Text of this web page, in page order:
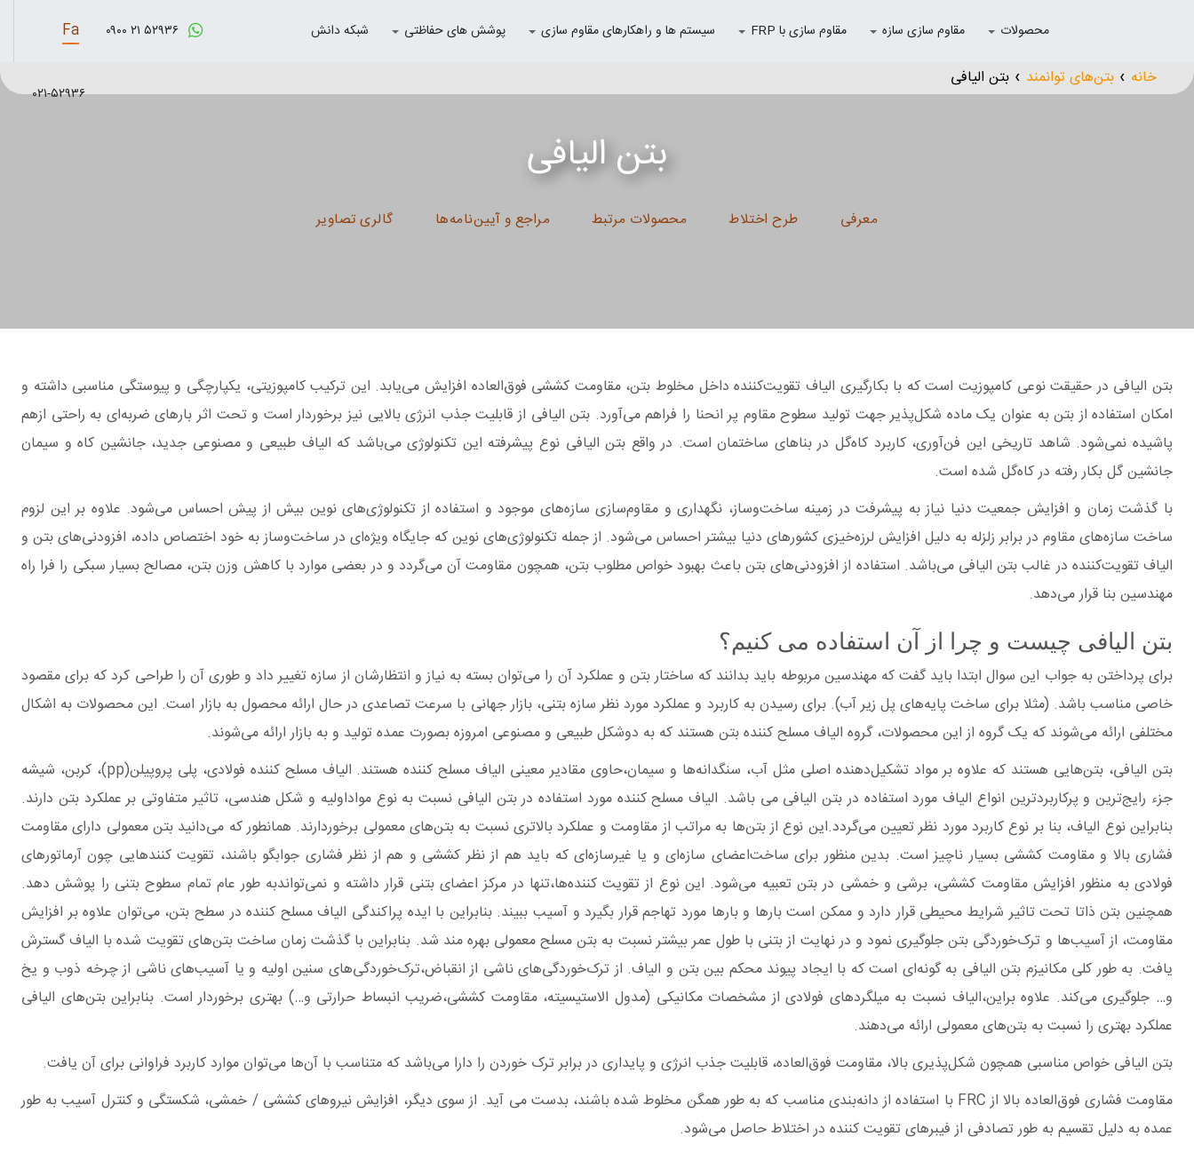
Fa محصولات مقاوم سازی سازه مقاوم سازی با FRP سیستم ها و راهکارهای مقاوم سازی پوشش های حفاظتی شبکه دانش ۰۹۰۰ ۲۱ ۵۲۹۳۶
۰۲۱-۵۲۹۳۶
خانه ❯ بتن‌های توانمند ❯ بتن الیافی
بتن الیافی
معرفی طرح اختلاط محصولات مرتبط مراجع و آیین‌نامه‌ها گالری تصاویر
بتن الیافی در حقیقت نوعی کامپوزیت است که با بکارگیری الیاف تقویت‌کننده داخل مخلوط بتن، مقاومت کششی فوق‌العاده افزایش می‌یابد. این ترکیب کامپوزیتی، یکپارچگی و پیوستگی مناسبی داشته و
امکان استفاده از بتن به عنوان یک ماده شکل‌پذیر جهت تولید سطوح مقاوم پر انحنا را فراهم می‌آورد. بتن الیافی از قابلیت جذب انرژی بالایی نیز برخوردار است و تحت اثر بارهای ضربه‌ای به راحتی ازهم
پاشیده نمی‌شود. شاهد تاریخی این فن‌آوری، کاربرد کاه‌گل در بناهای ساختمان است. در واقع بتن الیافی نوع پیشرفته این تکنولوژی می‌باشد که الیاف طبیعی و مصنوعی جدید، جانشین کاه و سیمان
جانشین گل بکار رفته در کاه‌گل شده است.
با گذشت زمان و افزایش جمعیت دنیا نیاز به پیشرفت در زمینه ساخت‌وساز، نگهداری و مقاوم‌سازی سازه‌های موجود و استفاده از تکنولوژی‌های نوین بیش از پیش احساس می‌شود. علاوه بر این لزوم
ساخت سازه‌های مقاوم در برابر زلزله به دلیل افزایش لرزه‌خیزی کشورهای دنیا بیشتر احساس می‌شود. از جمله تکنولوژی‌های نوین که جایگاه ویژه‌ای در ساخت‌وساز به خود اختصاص داده، افزودنی‌های بتن و
الیاف تقویت‌کننده در غالب بتن الیافی می‌باشد. استفاده از افزودنی‌های بتن باعث بهبود خواص مطلوب بتن، همچون مقاومت آن می‌گردد و در بعضی موارد با کاهش وزن بتن، مصالح بسیار سبکی را فرا راه
مهندسین بنا قرار می‌دهد.
بتن الیافی چیست و چرا از آن استفاده می کنیم؟
برای پرداختن به جواب این سوال ابتدا باید گفت که مهندسین مربوطه باید بدانند که ساختار بتن و عملکرد آن را می‌توان بسته به نیاز و انتظارشان از سازه تغییر داد و طوری آن را طراحی کرد که برای مقصود
خاصی مناسب باشد. (مثلا برای ساخت پایه‌های پل زیر آب). برای رسیدن به کاربرد و عملکرد مورد نظر سازه بتنی، بازار جهانی با سرعت تصاعدی در حال ارائه محصول به بازار است. این محصولات به اشکال
مختلفی ارائه می‌شوند که یک گروه از این محصولات، گروه الیاف مسلح کننده بتن هستند که به دوشکل طبیعی و مصنوعی امروزه بصورت عمده تولید و به بازار ارائه می‌شوند.
بتن الیافی، بتن‌هایی هستند که علاوه بر مواد تشکیل‌دهنده اصلی مثل آب، سنگدانه‌ها و سیمان،حاوی مقادیر معینی الیاف مسلح کننده هستند. الیاف‌ مسلح کننده فولادی، پلی پروپیلن(pp)، کربن، شیشه
جزء رایج‌ترین و پرکاربردترین انواع الیاف مورد استفاده در بتن الیافی می باشد. الیاف مسلح کننده مورد استفاده در بتن الیافی نسبت به نوع مواداولیه و شکل هندسی، تاثیر متفاوتی بر عملکرد بتن دارند.
بنابراین نوع الیاف، بنا بر نوع کاربرد مورد نظر تعیین می‌گردد.این نوع از بتن‌ها به مراتب از مقاومت و عملکرد بالاتری نسبت به بتن‌های معمولی برخوردارند. همانطور که می‌دانید بتن معمولی دارای مقاومت
فشاری بالا و مقاومت کششی بسیار ناچیز است. بدین منظور برای ساخت‌اعضای سازه‌ای و یا غیرسازه‌ای که باید هم از نظر کششی و هم از نظر فشاری جوابگو باشند، تقویت کنند‌هایی چون آرماتورهای
فولادی به منظور افزایش مقاومت کششی، برشی و خمشی در بتن تعبیه می‌شود. این نوع از تقویت کننده‌ها،تنها در مرکز اعضای بتنی قرار داشته و نمی‌تواندبه طور عام تمام سطوح بتنی را پوشش دهد.
همچنین بتن ذاتا تحت تاثیر شرایط محیطی قرار دارد و ممکن است بارها و بارها مورد تهاجم قرار بگیرد و آسیب ببیند. بنابراین با ایده پراکندگی الیاف مسلح کننده در سطح بتن، می‌توان علاوه بر افزایش
مقاومت، از آسیب‌ها و ترک‌خوردگی بتن جلوگیری نمود و در نهایت از بتنی با طول عمر بیشتر نسبت به بتن مسلح معمولی بهره مند شد. بنابراین با گذشت زمان ساخت بتن‌های تقویت شده با الیاف گسترش
یافت. به طور کلی مکانیزم بتن الیافی به گونه‌ای است که با ایجاد پیوند محکم بین بتن و الیاف. از ترک‌خوردگی‌های ناشی از انقباض،ترک‌خوردگی‌های سنین اولیه و یا آسیب‌های ناشی از چرخه ذوب و یخ
و… جلوگیری می‌کند. علاوه براین،الیاف نسبت به میلگردهای فولادی از مشخصات مکانیکی (مدول الاستیسیته، مقاومت کششی،ضریب انبساط حرارتی و…) بهتری برخوردار است. بنابراین بتن‌های الیافی
عملکرد بهتری را نسبت به بتن‌های معمولی ارائه می‌دهند.
بتن الیافی خواص مناسبی همچون شکل‌پذیری بالا، مقاومت فوق‌العاده، قابلیت جذب انرژی و پایداری در برابر ترک خوردن را دارا می‌باشد که متناسب با آن‌ها می‌توان موارد کاربرد فراوانی برای آن یافت.
مقاومت فشاری فوق‌العاده بالا از FRC با استفاده از دانه‌بندی مناسب که به طور همگن مخلوط شده باشند، بدست می آید. از سوی دیگر، افزایش نیروهای کششی / خمشی، شکستگی و کنترل آسیب به طور
عمده به دلیل تقسیم به طور تصادفی از فیبرهای تقویت کننده در اختلاط حاصل می‌شود.